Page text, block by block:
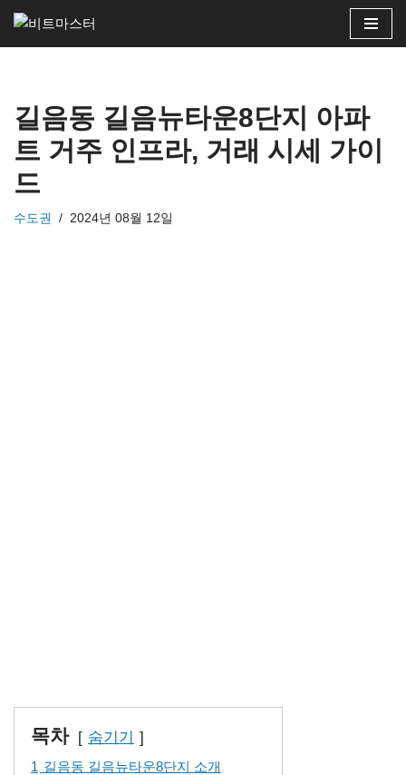
콘
로
건
너
뛰
길음동 길음뉴타운8단지 아파
트 거주 인프라, 거래 시세 가이
드
수도권 2024년 08월 12일
목차 숨기기
1 길음동 길음뉴타운8단지 소개